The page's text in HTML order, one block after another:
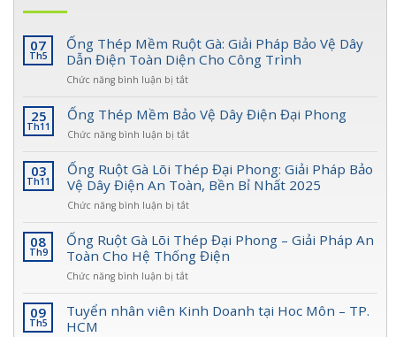
07
Th5
Ống Thép Mềm Ruột Gà: Giải Pháp Bảo Vệ Dây
Dẫn Điện Toàn Diện Cho Công Trình
Chức năng bình luận bị tắtở
Thép
Ruột
Giải
Pháp
Dẫn
Điện
Toàn
Cho
Công
25
Th11
Ống Thép Mềm Bảo Vệ Dây Điện Đại Phong
Chức năng bình luận bị tắtở
Thép
Mềm
Bảo
Vệ
Dây
Điện
Đại
03
Th11
Ống Ruột Gà Lõi Thép Đại Phong: Giải Pháp Bảo
Vệ Dây Điện An Toàn, Bền Bỉ Nhất 2025
Chức năng bình luận bị tắtở
Ống
Ruột
Gà
Lõi
Đại
Phong:
08
Th9
Ống Ruột Gà Lõi Thép Đại Phong – Giải Pháp An
Toàn Cho Hệ Thống Điện
Chức năng bình luận bị tắtở
Ống
Ruột
09
Th5
Tuyển nhân viên Kinh Doanh tại Hoc Môn – TP.
HCM